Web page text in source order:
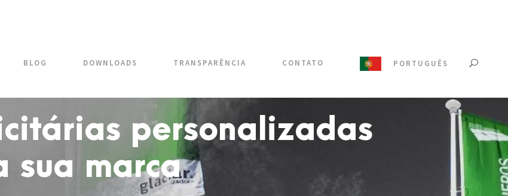
BLOG DOWNLOADS TRANSPARÊNCIA CONTATO PORTUGUÊS
personalizadas
sua marca